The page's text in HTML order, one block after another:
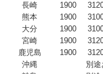
長崎
1900
熊本
1900
大分
1900
宮崎
1900
鹿児島
1900
沖縄
別途